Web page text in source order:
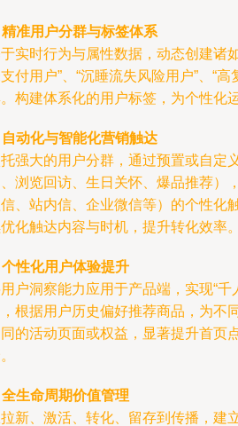
精准用户分群与标签体系
实时行为与属性数据，动态创建诸
付用户”、“沉睡流失风险用户”、“
构建体系化的用户标签，为个性化
自动化与智能化营销触达
强大的用户分群，通过预置或自定
浏览回访、生日关怀、爆品推荐）
、站内信、企业微信等）的个性化
化触达内容与时机，提升转化效率。
个性化用户体验提升
户洞察能力应用于产品端，实现“千
根据用户历史偏好推荐商品，为不
的活动页面或权益，显著提升首页
全生命周期价值管理
新、激活、转化、留存到传播，建